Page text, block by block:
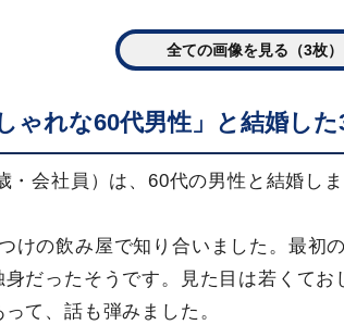
全ての画像を見る（3枚）
ゃれな60代男性」と結婚し
・会社員）は、60代の男性と結婚しま
けの飲み屋で知り合いました。最初
身だったそうです。見た目は若くて
て、話も弾みました。